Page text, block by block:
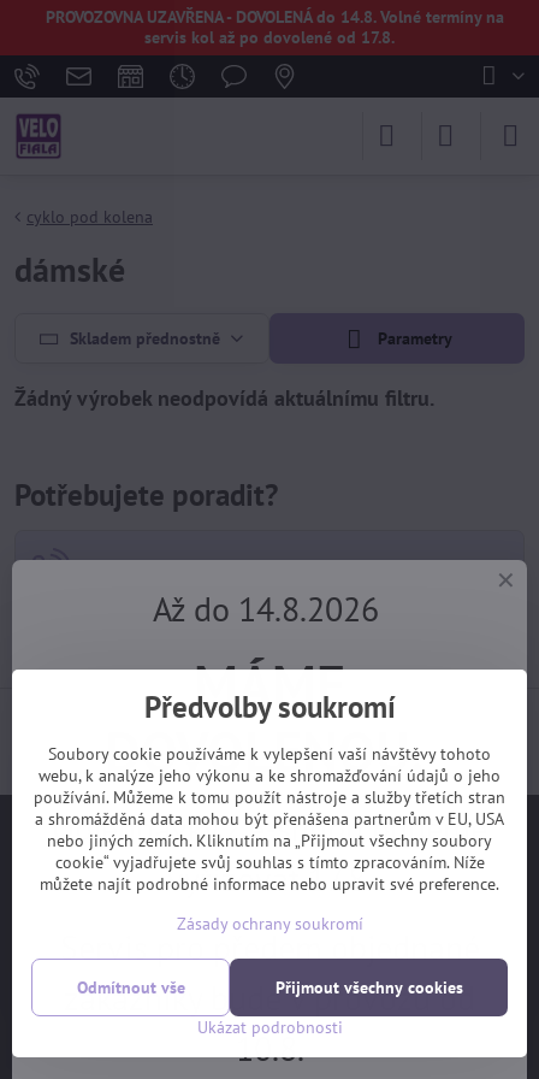
PROVOZOVNA UZAVŘENA - DOVOLENÁ do 14.8. Volné termíny na
servis kol až po dovolené od 17.8.
cyklo pod kolena
dámské
Skladem přednostně Parametry
Potřebujete poradit?
+420 725 729 111
tomas​@velofiala​.cz
Jak jsou s našimi službami spokojeni samotní
zákazníci? (z webu Heuréka)
Užitečné odkazy
Na hlavní stranu
Ceník servisních prací
Garanční prohlídka
OBCHODNÍ PODMÍNKY
Předvolby soukromí
Soubory cookie používáme k vylepšení vaší návštěvy tohoto
webu, k analýze jeho výkonu a ke shromažďování údajů o jeho
používání. Můžeme k tomu použít nástroje a služby třetích stran
a shromážděná data mohou být přenášena partnerům v EU, USA
nebo jiných zemích. Kliknutím na „Přijmout všechny soubory
cookie“ vyjadřujete svůj souhlas s tímto zpracováním. Níže
můžete najít podrobné informace nebo upravit své preference.
Zásady ochrany soukromí
Ukázat podrobnosti
Přijmout všechny cookies
Odmítnout vše
Až do 14.8.2026
MÁME
DOVOLENOU.
Objednávky z e-shopu budeme
vyřizovat 17.8.
Servis pro předem objednané
zákazníky bude v provozu od
10.8.